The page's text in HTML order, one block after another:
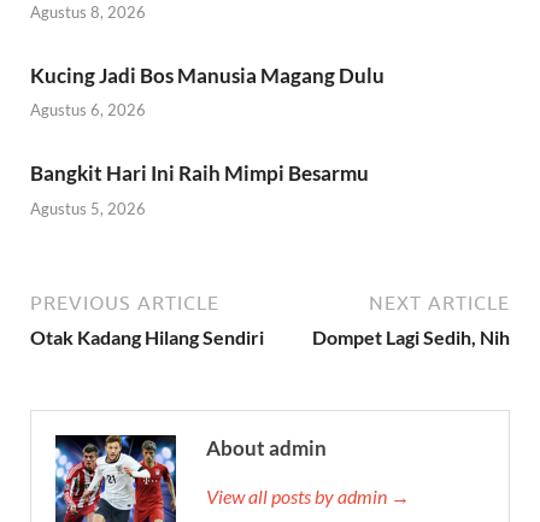
Agustus 8, 2026
Kucing Jadi Bos Manusia Magang Dulu
Agustus 6, 2026
Bangkit Hari Ini Raih Mimpi Besarmu
Agustus 5, 2026
PREVIOUS ARTICLE
Otak Kadang Hilang Sendiri
NEXT ARTICLE
Dompet Lagi Sedih, Nih
About admin
View all posts by admin →